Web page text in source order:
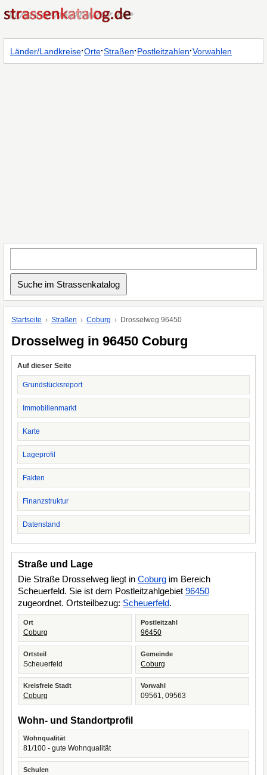
Länder/Landkreise·Orte·Straßen·Postleitzahlen·Vorwahlen
Startseite Straßen Coburg Drosselweg 96450
Drosselweg in 96450 Coburg
Auf dieser Seite
Grundstücksreport
Immobilienmarkt
Karte
Lageprofil
Fakten
Finanzstruktur
Datenstand
Straße und Lage
Die Straße Drosselweg liegt in Coburg im Bereich
Scheuerfeld. Sie ist dem Postleitzahlgebiet 96450
zugeordnet. Ortsteilbezug: Scheuerfeld.
Ort
Coburg
Postleitzahl
96450
Ortsteil
Scheuerfeld
Gemeinde
Coburg
Kreisfreie Stadt
Coburg
Vorwahl
09561, 09563
Wohn- und Standortprofil
Wohnqualität
81/100 - gute Wohnqualität
Schulen